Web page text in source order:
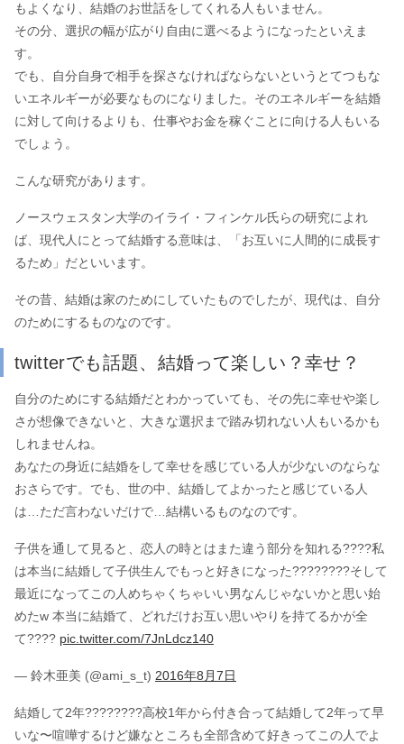
もよくなり、結婚のお世話をしてくれる人もいません。
その分、選択の幅が広がり自由に選べるようになったといえま
す。
でも、自分自身で相手を探さなければならないというとてつもな
いエネルギーが必要なものになりました。そのエネルギーを結婚
に対して向けるよりも、仕事やお金を稼ぐことに向ける人もいる
でしょう。
こんな研究があります。
ノースウェスタン大学のイライ・フィンケル氏らの研究によれ
ば、現代人にとって結婚する意味は、「お互いに人間的に成長す
るため」だといいます。
その昔、結婚は家のためにしていたものでしたが、現代は、自分
のためにするものなのです。
twitterでも話題、結婚って楽しい？幸せ？
自分のためにする結婚だとわかっていても、その先に幸せや楽し
さが想像できないと、大きな選択まで踏み切れない人もいるかも
しれませんね。
あなたの身近に結婚をして幸せを感じている人が少ないのならな
おさらです。でも、世の中、結婚してよかったと感じている人
は…ただ言わないだけで…結構いるものなのです。
子供を通して見ると、恋人の時とはまた違う部分を知れる????私
は本当に結婚して子供生んでもっと好きになった????????そして
最近になってこの人めちゃくちゃいい男なんじゃないかと思い始
めたw 本当に結婚て、どれだけお互い思いやりを持てるかが全
て???? pic.twitter.com/7JnLdcz140
— 鈴木亜美 (@ami_s_t) 2016年8月7日
結婚して2年????????高校1年から付き合って結婚して2年って早
いな〜喧嘩するけど嫌なところも全部含めて好きってこの人でよ